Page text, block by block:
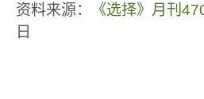
资料来源： 《选择》月刊
日